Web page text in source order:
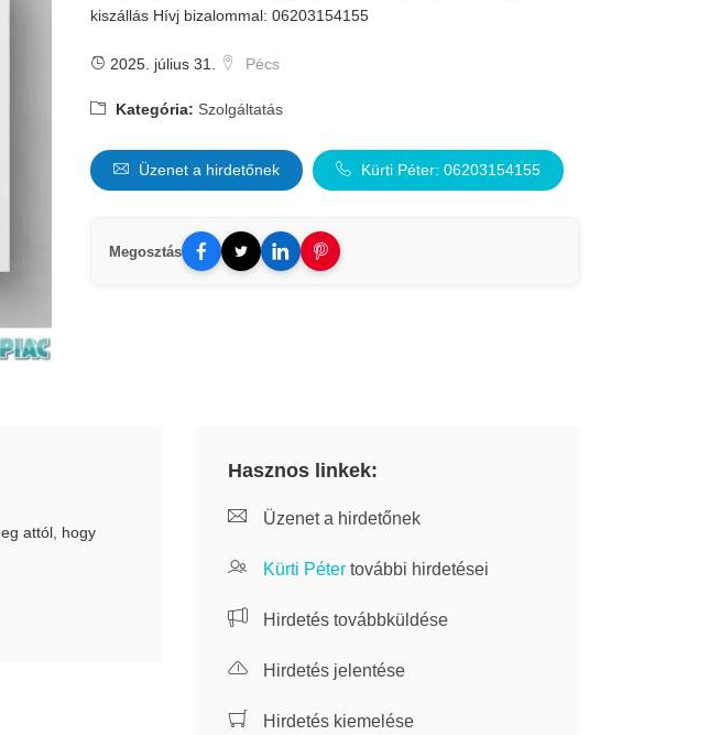
kiszállás Hívj bizalommal: 06203154155
2025. július 31. Pécs
Kategória: Szolgáltatás
Üzenet a hirdetőnek Kürti Péter: 06203154155
Megosztás
attól, hogy
Hasznos linkek:
Üzenet a hirdetőnek
Kürti Péter további hirdetései
Hirdetés továbbküldése
Hirdetés jelentése
Hirdetés kiemelése